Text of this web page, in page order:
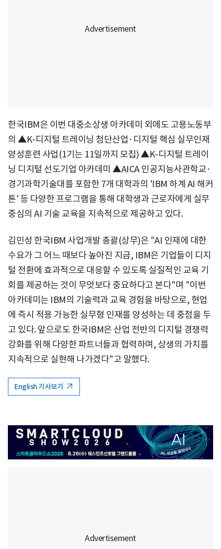
한국IBM은 이번 대중소상생 아카데미 외에도 고용노동부
의 ▲K-디지털 트레이닝 첨단산업·디지털 핵심 실무인재
양성훈련 사업(1기는 11일까지 모집) ▲K-디지털 트레이
닝 디지털 선도기업 아카데미 ▲AICA 인공지능사관학교·
경기과학기술대를 포함한 7개 대학과의 'IBM 하계 AI 해커
톤' 등 다양한 프로그램을 통해 대학생과 근로자에게 실무
중심의 AI 기술 교육을 지속적으로 제공하고 있다.
김민성 한국IBM 사업개발 총괄(상무)은 "AI 인재에 대한
수요가 그 어느 때보다 높아진 지금, IBM은 기업들이 디지
털 전환에 효과적으로 대응할 수 있도록 실질적인 교육 기
회를 제공하는 것이 무엇보다 중요하다고 본다"며 "이번
아카데미는 IBM의 기술력과 교육 경험을 바탕으로, 현업
에 즉시 적용 가능한 실무형 인재를 양성하는 데 중점을 두
고 있다. 앞으로도 한국IBM은 산업 전반의 디지털 경쟁력
강화를 위해 다양한 파트너들과 협력하며, 상생의 가치를
지속적으로 실현해 나가겠다"고 말했다.
English 기사보기